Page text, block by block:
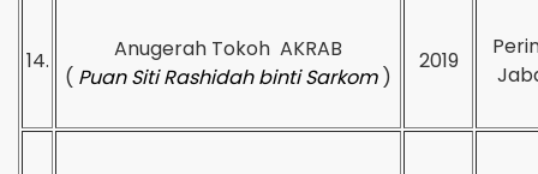
14.
Anugerah Tokoh AKRAB
( Puan Siti Rashidah binti Sarkom )
2019